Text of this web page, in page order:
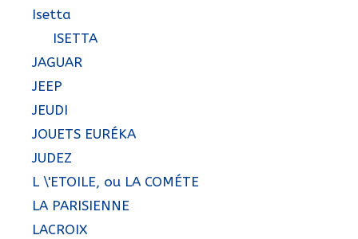
Isetta
ISETTA
JAGUAR
JEEP
JEUDI
JOUETS EURÉKA
JUDEZ
L \'ETOILE, ou LA COMÉTE
LA PARISIENNE
LACROIX